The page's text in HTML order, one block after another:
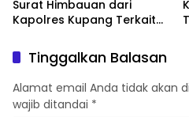
Surat Himbauan dari
Kapolres Kupang Terkait
Anak’Tinggalkan Balasan
Alamat email Anda tidak akan
wajib ditandai *